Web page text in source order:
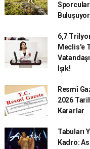
6,7
Meclis'e
Işık!
Resmî
2026
Kararlar
Tabuları
Kadro: